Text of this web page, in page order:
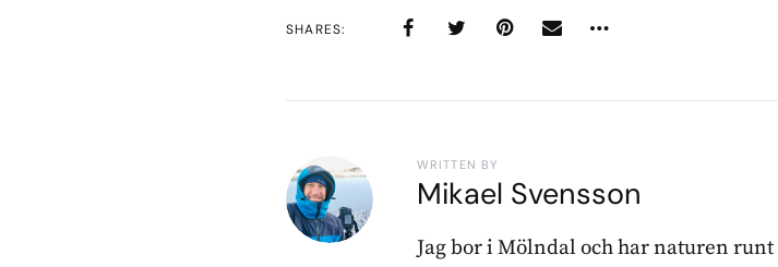
SHARES
WRITTEN BY
Mikael Svensson
Jag bor i Mölndal och har naturen